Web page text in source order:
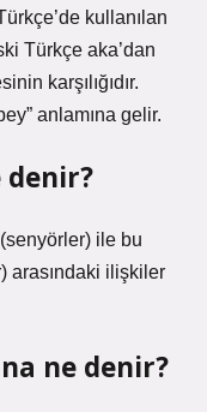
kullanılan
Türkçe aka’dan
karşılığıdır.
anlamına gelir.
ile bu
arasındaki ilişkiler
ne denir?